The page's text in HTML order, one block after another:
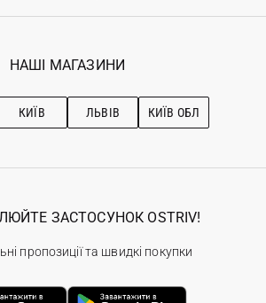
Гарантія
Ostriv Club+
Наші магазини
з догляду
НАШІ МАГАЗИНИ
КИЇВ ЛЬВІВ КИЇВ ОБЛ
ЗАСТОСУНОК OSTRIV!
пропозиції та швидкі покупки